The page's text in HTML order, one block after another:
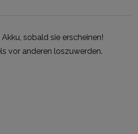
sobald sie erscheinen!
vor anderen loszuwerden.